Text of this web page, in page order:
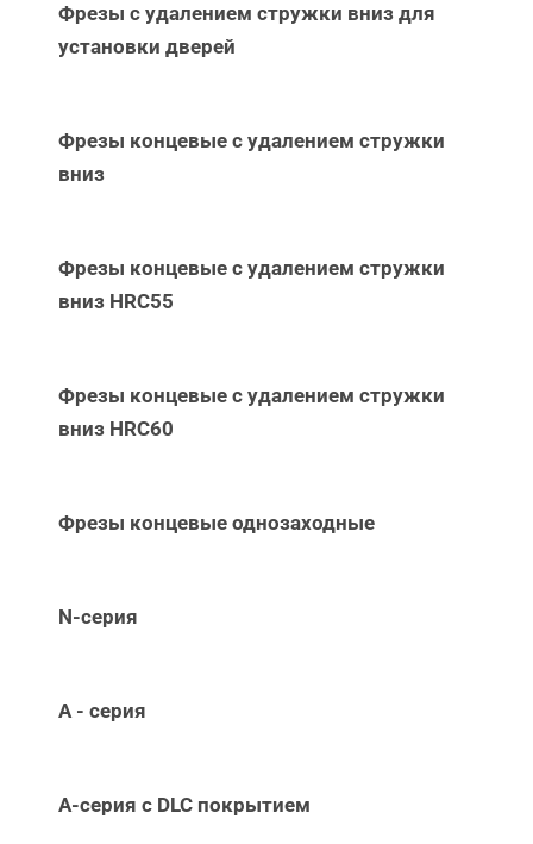
Фрезы с удалением стружки вниз для
установки дверей
Фрезы концевые с удалением стружки
вниз
Фрезы концевые с удалением стружки
вниз НRC55
Фрезы концевые с удалением стружки
вниз НRC60
Фрезы концевые однозаходные
N-серия
А - серия
А-серия c DLC покрытием